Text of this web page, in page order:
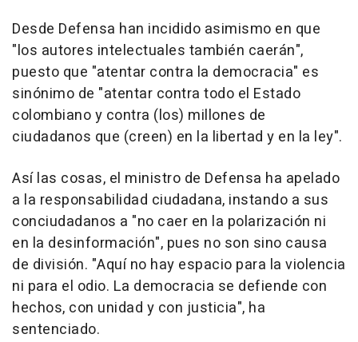
Desde Defensa han incidido asimismo en que
"los autores intelectuales también caerán",
puesto que "atentar contra la democracia" es
sinónimo de "atentar contra todo el Estado
colombiano y contra (los) millones de
ciudadanos que (creen) en la libertad y en la ley".
Así las cosas, el ministro de Defensa ha apelado
a la responsabilidad ciudadana, instando a sus
conciudadanos a "no caer en la polarización ni
en la desinformación", pues no son sino causa
de división. "Aquí no hay espacio para la violencia
ni para el odio. La democracia se defiende con
hechos, con unidad y con justicia", ha
sentenciado.